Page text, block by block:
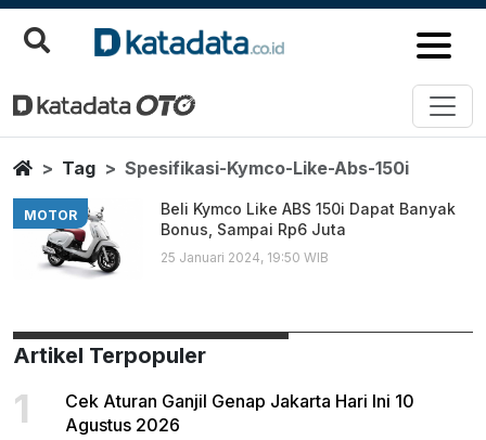
Spesifikasi Kymco Like Abs 150i
Berita Terbaru
HomeTag Spesifikasi-Kymco-Like-Abs-150i
MOTOR
Beli Kymco Like ABS 150i Dapat Banyak
Bonus, Sampai Rp6 Juta
25 Januari 2024, 19:50 WIB
Artikel Terpopuler
1
Cek Aturan Ganjil Genap Jakarta Hari Ini 10
Agustus 2026